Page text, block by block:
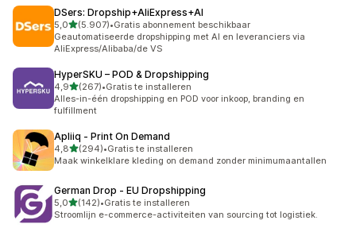
DSers: Dropship+AliExpress+AI
5,0van 5 sterren
(5.907)
5907 recensies in totaal
•Gratis abonnement beschikbaar
Geautomatiseerde dropshipping met AI en leveranciers via
AliExpress/Alibaba/de VS
HyperSKU – POD & Dropshipping
4,9van 5 sterren
(267)
267 recensies in totaal
•Gratis te installeren
Alles-in-één dropshipping en POD voor inkoop, branding en
fulfillment
Apliiq ‑ Print On Demand
4,8van 5 sterren
(294)
294 recensies in totaal
•Gratis te installeren
Maak winkelklare kleding on demand zonder minimumaantallen
German Drop ‑ EU Dropshipping
5,0van 5 sterren
(142)
142 recensies in totaal
•Gratis te installeren
Stroomlijn e-commerce-activiteiten van sourcing tot logistiek.